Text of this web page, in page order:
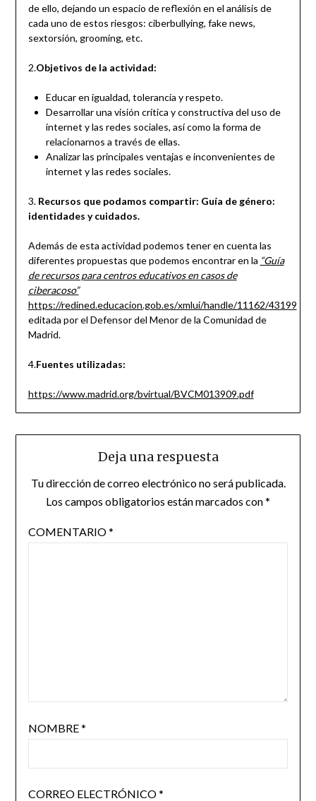
de ello, dejando un espacio de reflexión en el análisis de
cada uno de estos riesgos: ciberbullying, fake news,
sextorsión, grooming, etc.
2.Objetivos de la actividad:
Educar en igualdad, tolerancia y respeto.
Desarrollar una visión crítica y constructiva del uso de
internet y las redes sociales, así como la forma de
relacionarnos a través de ellas.
Analizar las principales ventajas e inconvenientes de
internet y las redes sociales.
3. Recursos que podamos compartir: Guía de género:
identidades y cuidados.
Además de esta actividad podemos tener en cuenta las
diferentes propuestas que podemos encontrar en la “Guía
de recursos para centros educativos en casos de
ciberacoso”
https://redined.educacion.gob.es/xmlui/handle/11162/43199
editada por el Defensor del Menor de la Comunidad de
Madrid.
4.Fuentes utilizadas:
https://www.madrid.org/bvirtual/BVCM013909.pdf
Deja una respuesta
Tu dirección de correo electrónico no será publicada.
Los campos obligatorios están marcados con*
COMENTARIO*
NOMBRE*
CORREO ELECTRÓNICO*